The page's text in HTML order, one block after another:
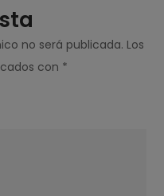
no será publicada. Los
con *